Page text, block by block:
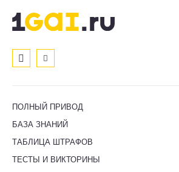
ПОЛНЫЙ ПРИВОД
БАЗА ЗНАНИЙ
ТАБЛИЦА ШТРАФОВ
ТЕСТЫ И ВИКТОРИНЫ